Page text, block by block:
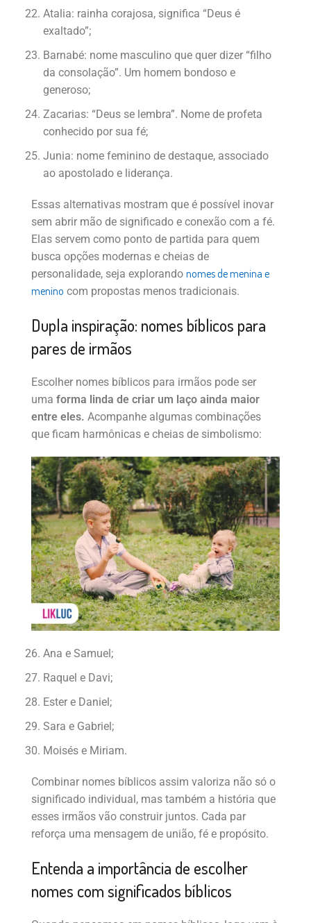
Atalia: rainha corajosa, significa “Deus é
exaltado”;
Barnabé: nome masculino que quer dizer “filho
da consolação”. Um homem bondoso e
generoso;
Zacarias: “Deus se lembra”. Nome de profeta
conhecido por sua fé;
Junia: nome feminino de destaque, associado
ao apostolado e liderança.
Essas alternativas mostram que é possível inovar
sem abrir mão de significado e conexão com a fé.
Elas servem como ponto de partida para quem
busca opções modernas e cheias de
personalidade, seja explorando nomes de menina e
menino com propostas menos tradicionais.
Dupla inspiração: nomes bíblicos para
pares de irmãos
Escolher nomes bíblicos para irmãos pode ser
uma forma linda de criar um laço ainda maior
entre eles. Acompanhe algumas combinações
que ficam harmônicas e cheias de simbolismo:
Ana e Samuel;
Raquel e Davi;
Ester e Daniel;
Sara e Gabriel;
Moisés e Miriam.
Combinar nomes bíblicos assim valoriza não só o
significado individual, mas também a história que
esses irmãos vão construir juntos. Cada par
reforça uma mensagem de união, fé e propósito.
Entenda a importância de escolher
nomes com significados bíblicos